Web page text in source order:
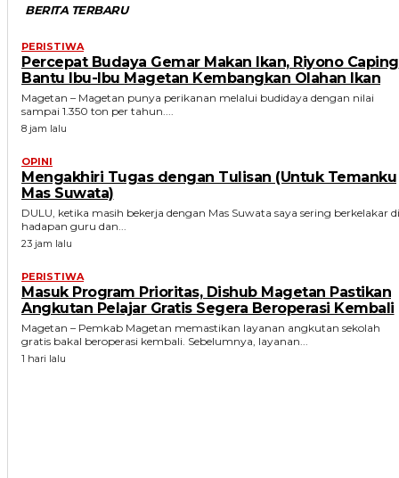
BERITA TERBARU
PERISTIWA
Percepat Budaya Gemar Makan Ikan, Riyono Caping
Bantu Ibu-Ibu Magetan Kembangkan Olahan Ikan
Magetan – Magetan punya perikanan melalui budidaya dengan nilai
sampai 1.350 ton per tahun....
8 jam lalu
OPINI
Mengakhiri Tugas dengan Tulisan (Untuk Temanku
Mas Suwata)
DULU, ketika masih bekerja dengan Mas Suwata saya sering berkelakar di
hadapan guru dan...
23 jam lalu
PERISTIWA
Masuk Program Prioritas, Dishub Magetan Pastikan
Angkutan Pelajar Gratis Segera Beroperasi Kembali
Magetan – Pemkab Magetan memastikan layanan angkutan sekolah
gratis bakal beroperasi kembali. Sebelumnya, layanan...
1 hari lalu